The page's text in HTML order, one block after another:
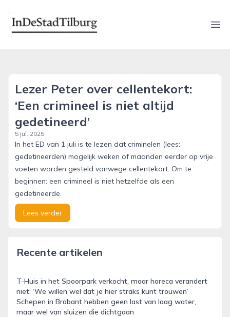
indestadtilburg.nl
Lezer Peter over cellentekort:
‘Een crimineel is niet altijd
gedetineerd’
5 jul. 2025
In het ED van 1 juli is te lezen dat criminelen (lees:
gedetineerden) mogelijk weken of maanden eerder op vrije
voeten worden gesteld vanwege cellentekort. Om te
beginnen: een crimineel is niet hetzelfde als een
gedetineerde.
Lees verder
Recente artikelen
T-Huis in het Spoorpark verkocht, maar horeca verandert
niet: ‘We willen wel dat je hier straks kunt trouwen’
Schepen in Brabant hebben geen last van laag water,
maar wel van sluizen die dichtgaan